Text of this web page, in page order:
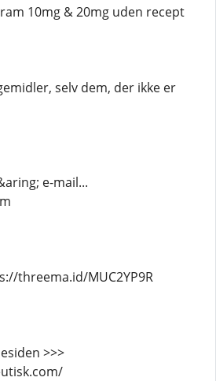
10mg & 20mg uden recept
selv dem, der ikke er
e-mail...
threema.id/MUC2YP9R
>>>